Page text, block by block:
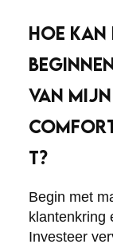
HOE KAN
VAN MIJN
T?
Begin met
klantenkring
Investeer